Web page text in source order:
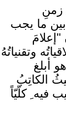
زمنِ
بين ما يجب
وتقنياتُهُ
أبلغ
الكاتِبُ